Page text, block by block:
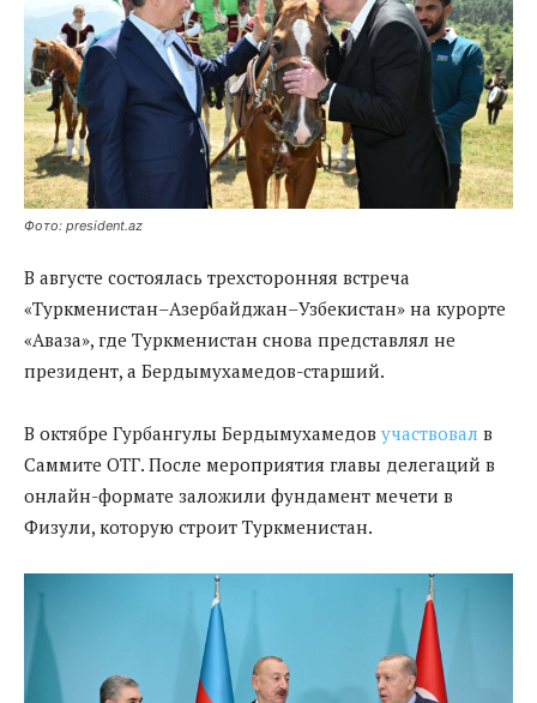
Фото: president.az
В августе состоялась трехсторонняя встреча
«Туркменистан–Азербайджан–Узбекистан» на курорте
«Аваза», где Туркменистан снова представлял не
президент, а Бердымухамедов-старший.
В октябре Гурбангулы Бердымухамедов участвовал в
Саммите ОТГ. После мероприятия главы делегаций в
онлайн-формате заложили фундамент мечети в
Физули, которую строит Туркменистан.